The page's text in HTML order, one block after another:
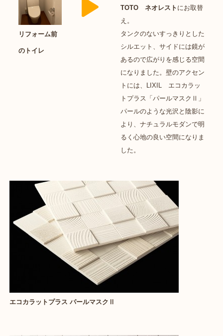
リフォーム前
のトイレ
TOTO ネオレスト にお取替
え。
タンクのないすっきりとした
シルエット、サイドには鏡が
あるので広がりを感じる空間
になりました。壁のアクセン
トには、LIXIL エコカラッ
トプラス「パールマスクⅡ」
パールのような光沢と陰影に
より、ナチュラルモダンで明
るく心地の良い空間になりま
した。
エコカラットプラス パールマスクⅡ